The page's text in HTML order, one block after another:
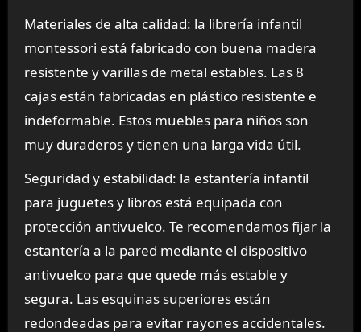
Materiales de alta calidad: la librería infantil
montessori está fabricado con buena madera
resistente y varillas de metal estables. Las 8
cajas están fabricadas en plástico resistente e
indeformable. Estos muebles para niños son
muy duraderos y tienen una larga vida útil.
Seguridad y estabilidad: la estantería infantil
para juguetes y libros está equipada con
protección antivuelco. Te recomendamos fijar la
estantería a la pared mediante el dispositivo
antivuelco para que quede más estable y
segura. Las esquinas superiores están
redondeadas para evitar rayones accidentales.